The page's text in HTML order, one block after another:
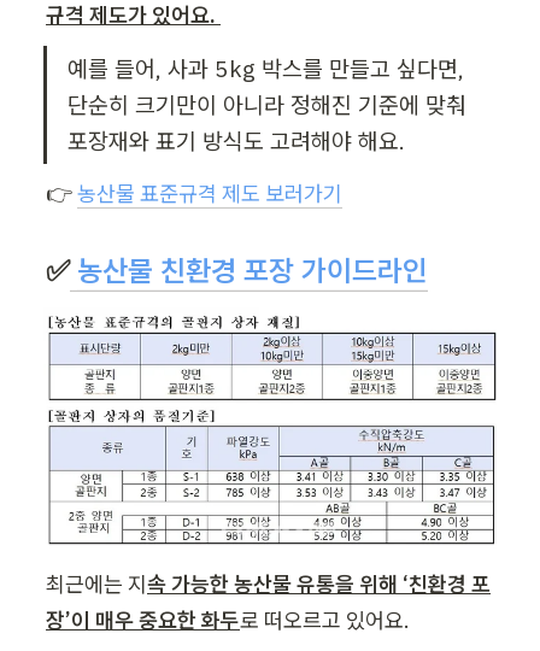
규격 제도가 있어요.
예를 들어, 사과 5kg 박스를 만들고 싶다면,
단순히 크기만이 아니라 정해진 기준에 맞춰
포장재와 표기 방식도 고려해야 해요.
👉 농산물 표준규격 제도 보러가기
✅ 농산물 친환경 포장 가이드라인
최근에는 지속 가능한 농산물 유통을 위해 ‘친환경 포
장’이 매우 중요한 화두로 떠오르고 있어요.